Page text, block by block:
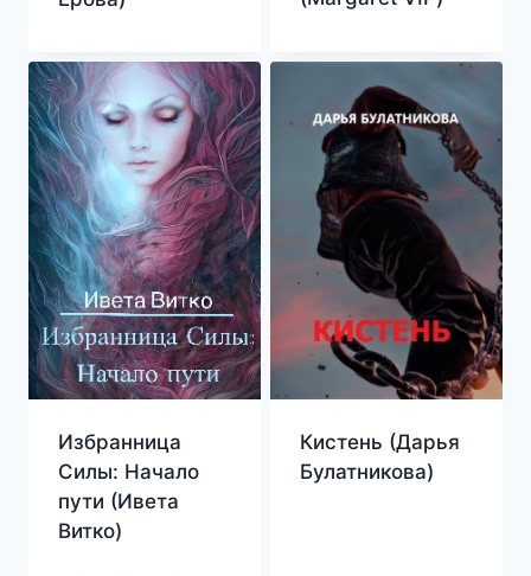
Избранница
Силы: Начало
пути (Ивета
Витко)
Кистень (Дарья
Булатникова)